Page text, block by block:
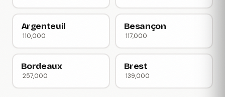
Argenteuil
110,000
Besançon
117,000
Bordeaux
257,000
Brest
139,000